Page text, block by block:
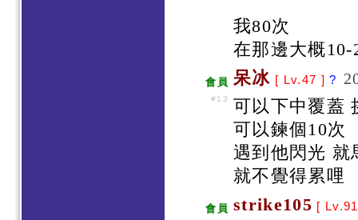
我80次
在那邊大概
會員 呆冰 [ Lv.47 ]?
#13
可以下中覆蓋
可以鍊個10次
遇到他閃光 就
就不覺得累哩
會員 strike105 [